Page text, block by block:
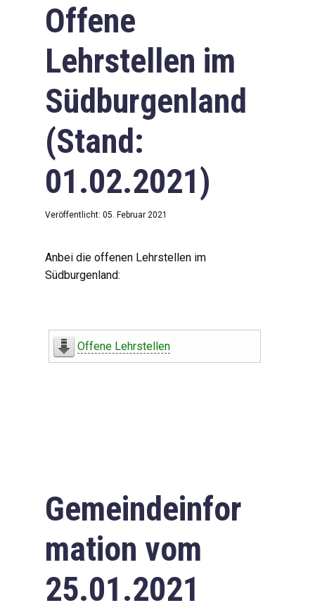
Offene
Lehrstellen im
Südburgenland
(Stand:
01.02.2021)
Veröffentlicht: 05. Februar 2021
Anbei die offenen Lehrstellen im
Südburgenland:
Offene Lehrstellen
Gemeindeinfor
mation vom
25.01.2021